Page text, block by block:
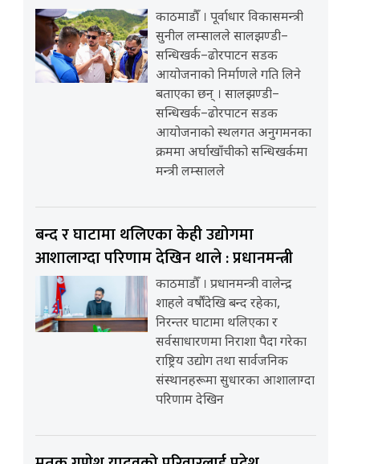
काठमाडौँ । पूर्वाधार विकासमन्त्री
सुनील लम्सालले सालझण्डी–
सन्धिखर्क–ढोरपाटन सडक
आयोजनाको निर्माणले गति लिने
बताएका छन् । सालझण्डी–
सन्धिखर्क–ढोरपाटन सडक
आयोजनाको स्थलगत अनुगमनका
क्रममा अर्घाखाँचीको सन्धिखर्कमा
मन्त्री लम्सालले
बन्द र घाटामा थलिएका केही उद्योगमा
आशालाग्दा परिणाम देखिन थाले : प्रधानमन्त्री
काठमाडौँ । प्रधानमन्त्री वालेन्द्र
शाहले वर्षौंदेखि बन्द रहेका,
निरन्तर घाटामा थलिएका र
सर्वसाधारणमा निराशा पैदा गरेका
राष्ट्रिय उद्योग तथा सार्वजनिक
संस्थानहरूमा सुधारका आशालाग्दा
परिणाम देखिन